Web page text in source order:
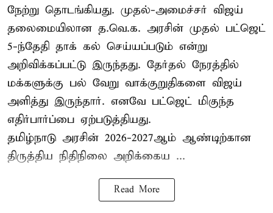
நேற்று தொடங்கியது. முதல்-அமைச்சர் விஜய்
தலைமையிலான த.வெ.க. அரசின் முதல் பட்ஜெட்
5-ந்தேதி தாக் கல் செய்யப்படும் என்று
அறிவிக்கப்பட்டு இருந்தது. தேர்தல் நேரத்தில்
மக்களுக்கு பல் வேறு வாக்குறுதிகளை விஜய்
அளித்து இருந்தார். எனவே பட்ஜெட் மிகுந்த
எதிர்பார்ப்பை ஏற்படுத்தியது.
தமிழ்நாடு அரசின் 2026-2027ஆம் ஆண்டிற்கான
திருத்திய நிதிநிலை அறிக்கைய ...
Read More